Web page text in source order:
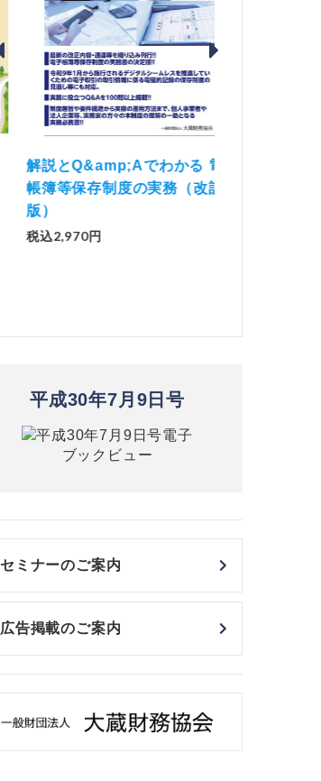
解説とQ&amp;Aでわかる 電子
帳簿等保存制度の実務（改訂
版）
税込2,970円
「資産承継」
No.44）
平成30年7月9日号
セミナーのご案内
広告掲載のご案内